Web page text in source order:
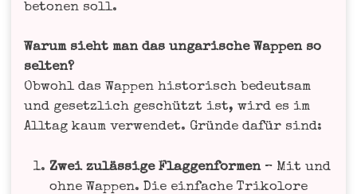
beto­nen soll.
War­um sieht man das unga­ri­sche Wap­pen so
sel­ten?
Obwohl das Wap­pen his­to­risch bedeut­sam
und gesetz­lich geschützt ist, wird es im
All­tag kaum ver­wen­det. Grün­de dafür sind:
Zwei zuläs­si­ge Flag­gen­for­men– Mit und
ohne Wap­pen. Die ein­fa­che Tri­ko­lo­re